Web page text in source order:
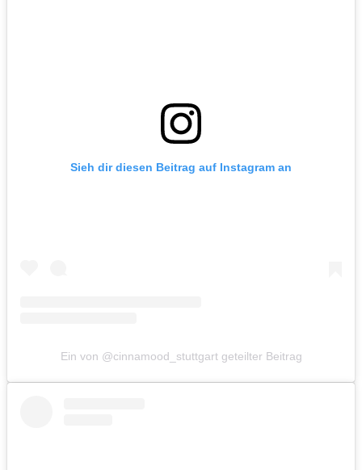
Sieh dir diesen Beitrag auf Instagram an
Ein von @cinnamood_stuttgart geteilter Beitrag